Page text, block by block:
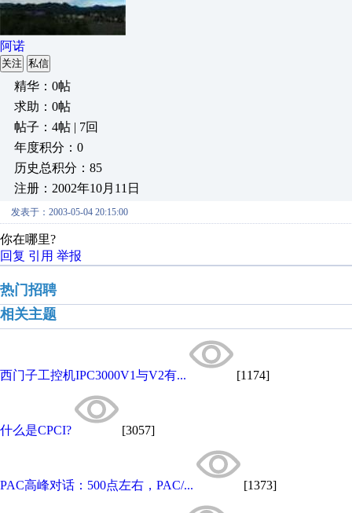
阿诺
关注 私信
精华：0帖
求助：0帖
帖子：4帖 | 7回
年度积分：0
历史总积分：85
注册：2002年10月11日
发表于：2003-05-04 20:15:00
你在哪里?
回复 引用 举报
热门招聘
相关主题
西门子工控机IPC3000V1与V2有... [1174]
什么是CPCI? [3057]
PAC高峰对话：500点左右，PAC/... [1373]